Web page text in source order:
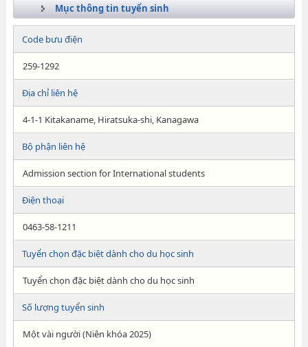
Mục thông tin tuyển sinh
Code bưu điện
259-1292
Địa chỉ liên hệ
4-1-1 Kitakaname, Hiratsuka-shi, Kanagawa
Bộ phận liên hệ
Admission section for International students
Điện thoại
0463-58-1211
Tuyển chọn đặc biệt dành cho du học sinh
Tuyển chọn đặc biệt dành cho du học sinh
Số lượng tuyển sinh
Một vài người (Niên khóa 2025)